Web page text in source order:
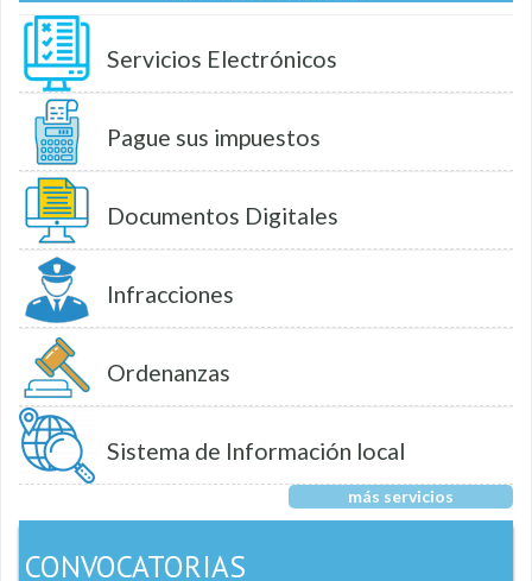
Servicios Electrónicos
Pague sus impuestos
Documentos Digitales
Infracciones
Ordenanzas
Sistema de Información local
más servicios
CONVOCATORIAS